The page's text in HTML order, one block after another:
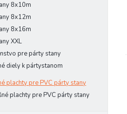
8x10m
8x12m
8x16m
XXL
pre párty stany
diely k pártystanom
plachty pre PVC párty stany
plachty pre PVC párty stany